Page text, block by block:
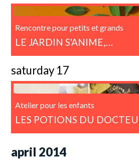
Rencontre pour petits et grands
LE JARDIN S'ANIME‚…
saturday 17
Atelier pour les enfants
LES POTIONS DU
april 2014